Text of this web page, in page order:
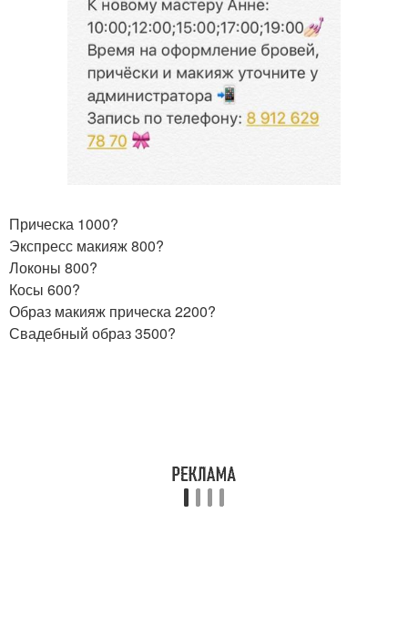
Прическа 1000?
Экспресс макияж 800?
Локоны 800?
Косы 600?
Образ макияж прическа 2200?
Свадебный образ 3500?